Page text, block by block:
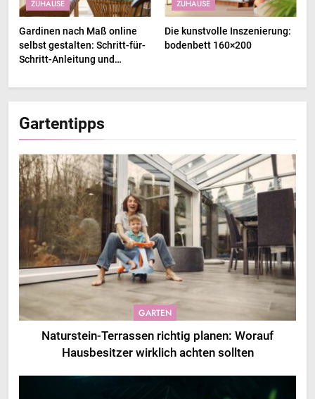
ZUHAUSE
Gardinen nach Maß online
selbst gestalten: Schritt-für-
Schritt-Anleitung und
ZUHAUSE
Die kunstvolle Inszenierung:
bodenbett 160×200
Gartentipps
GARTEN
Naturstein-Terrassen richtig planen: Worauf
Hausbesitzer wirklich achten sollten